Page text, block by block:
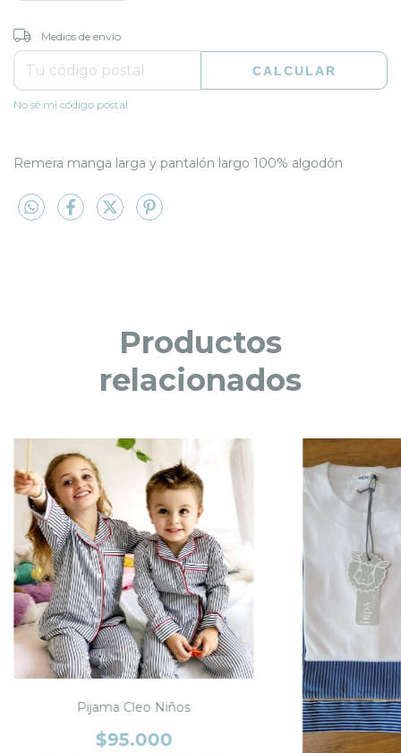
Entregas para el CP:
Medios de envío
CALCULAR
No sé mi código postal
Remera manga larga y pantalón largo 100% algodón
Productos
relacionados
Pijama Cleo Niños
$95.000